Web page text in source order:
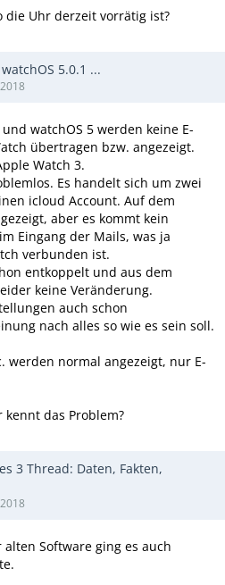
die Uhr derzeit vorrätig ist?
5.0.1 ...
watchOS 5 werden keine E-
übertragen bzw. angezeigt.
Watch 3.
Es handelt sich um zwei
icloud Account. Auf dem
aber es kommt kein
Eingang der Mails, was ja
verbunden ist.
entkoppelt und aus dem
keine Veränderung.
auch schon
nach alles so wie es sein soll.
werden normal angezeigt, nur E-
das Problem?
3 Thread: Daten, Fakten,
Software ging es auch